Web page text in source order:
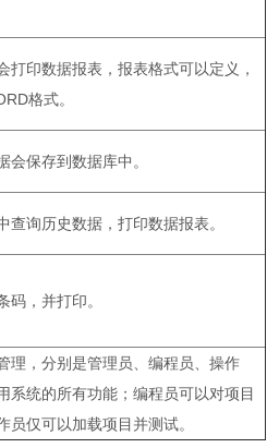
打印数据报表，报表格式可以定义，
格式。
会保存到数据库中。
查询历史数据，打印数据报表。
码，并打印。
理，分别是管理员、编程员、操作
系统的所有功能；编程员可以对项目
员仅可以加载项目并测试。